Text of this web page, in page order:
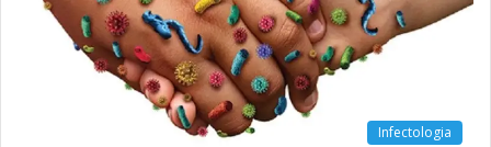
Infectologia